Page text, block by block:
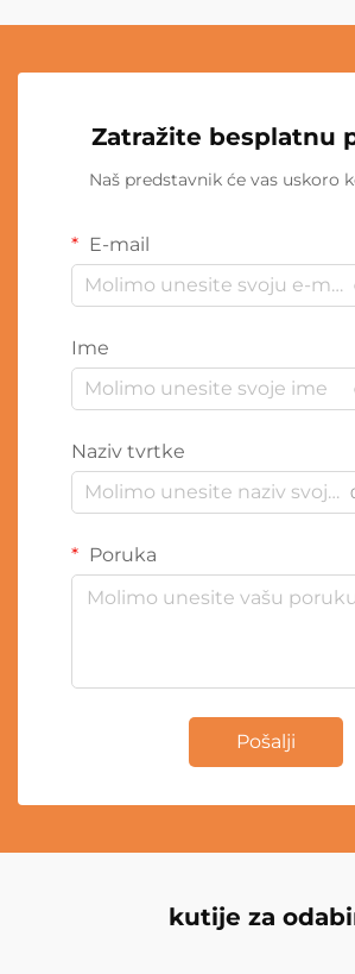
Zatražite besplatnu
Naš predstavnik će vas uskoro
E-mail
Ime
Naziv tvrtke
Poruka
Pošalji
kutije za